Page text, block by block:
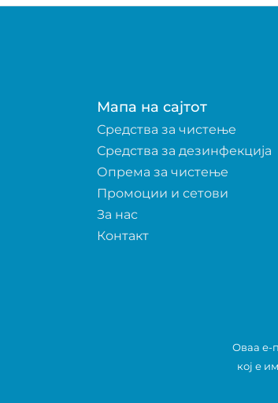
Мапа на сајтот
Средства за чистење
Средства за дезинфекција
Опрема за чистење
Промоции и сетови
За нас
Контакт
Оваа е-
кој е